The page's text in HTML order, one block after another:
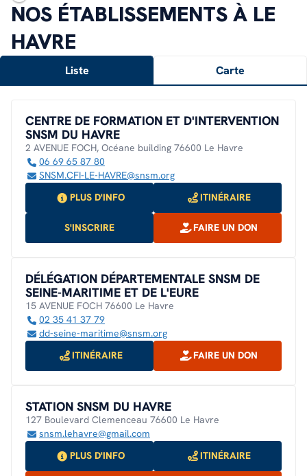
NOS ÉTABLISSEMENTS À LE
HAVRE
Liste Carte
CENTRE DE FORMATION ET D'INTERVENTION
SNSM DU HAVRE
2 AVENUE FOCH, Océane building 76600 Le Havre
06 69 65 87 80
SNSM.CFI-LE-HAVRE@snsm.org
PLUS D'INFO
ITINÉRAIRE
S'INSCRIRE FAIRE UN DON
DÉLÉGATION DÉPARTEMENTALE SNSM DE
SEINE-MARITIME ET DE L'EURE
15 AVENUE FOCH 76600 Le Havre
02 35 41 37 79
dd-seine-maritime@snsm.org
ITINÉRAIRE
FAIRE UN DON
STATION SNSM DU HAVRE
127 Boulevard Clemenceau 76600 Le Havre
snsm.lehavre@gmail.com
PLUS D'INFO
ITINÉRAIRE